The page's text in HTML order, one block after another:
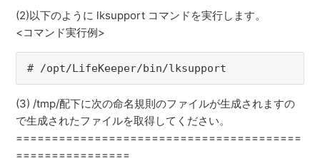
(2)以下のように lksupport コマンドを実行します。
<コマンド実行例>
# /opt/LifeKeeper/bin/lksupport
(3) /tmp/配下に次の命名規則のファイルが生成されますの
で生成されたファイルを取得してください。
========================================
================